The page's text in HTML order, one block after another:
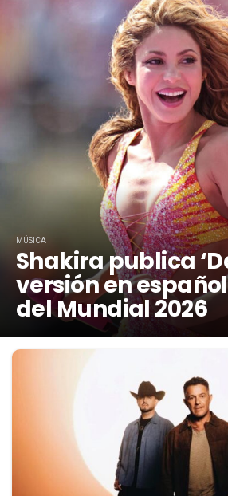
MÚSICA
Shakira publica
versión en
del Mundial 2026